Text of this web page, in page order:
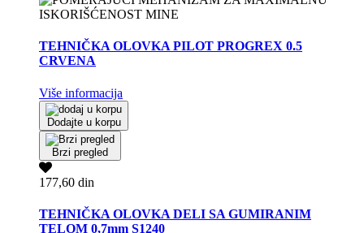
TEHNIČKA OLOVKA PILOT PROGREX 0.5
CRVENA
Više informacija
Dodajte u korpu
Brzi pregled
177,60 din
TEHNIČKA OLOVKA DELI SA GUMIRANIM
TELOM 0,7mm S1240